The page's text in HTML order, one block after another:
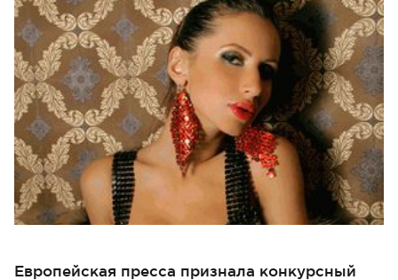
Европейская пресса признала конкурсный